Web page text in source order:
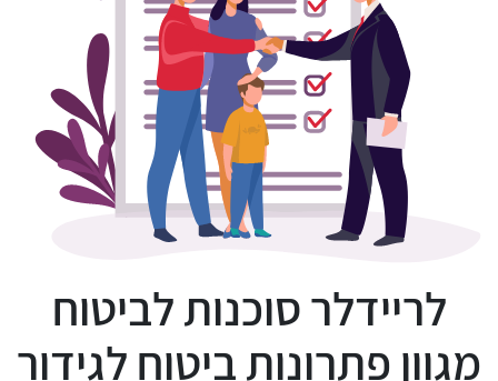
לריידלר סוכנות לביטוח
מגוון פתרונות ביטוח לגידור